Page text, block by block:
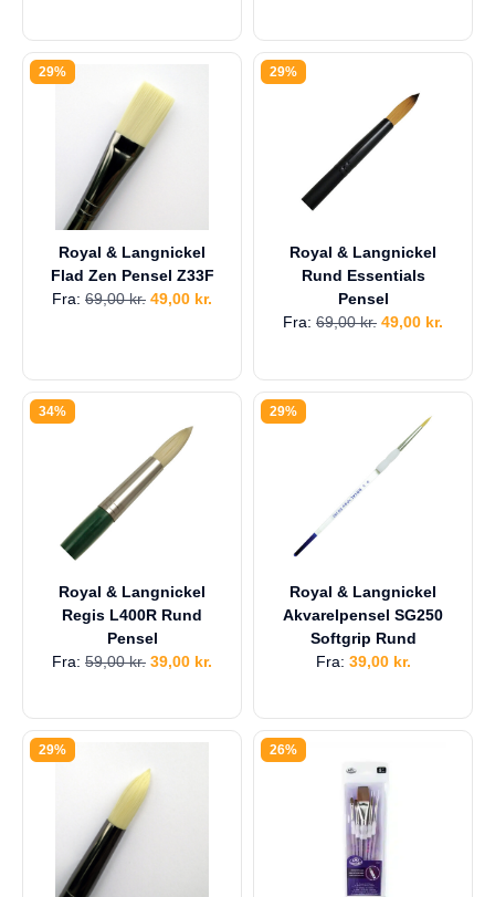
29%
Royal & Langnickel
Flad Zen Pensel Z33F
Fra: 69,00kr. 49,00 kr.
29%
Royal & Langnickel
Rund Essentials
Pensel
Fra: 69,00kr. 49,00 kr.
34%
Royal & Langnickel
Regis L400R Rund
Pensel
Fra: 59,00kr. 39,00 kr.
29%
Royal & Langnickel
Akvarelpensel SG250
Softgrip Rund
Fra: 39,00 kr.
29% 26%